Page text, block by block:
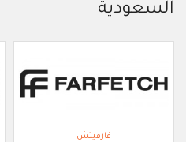
السعودية
فارفيتش